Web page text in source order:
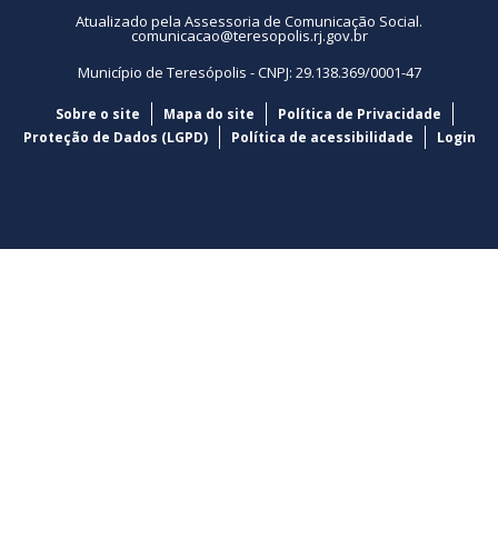
Atualizado pela Assessoria de Comunicação Social.
comunicacao@teresopolis.rj.gov.br
Município de Teresópolis - CNPJ: 29.138.369/0001-47
Sobre o site Mapa do site
Política de Privacidade
Proteção de Dados (LGPD)
Política de acessibilidade Login